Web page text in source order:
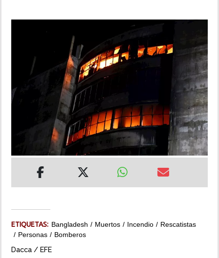
ETIQUETAS: Bangladesh Muertos Incendio
Rescatistas
Personas
Bomberos
Dacca / EFE